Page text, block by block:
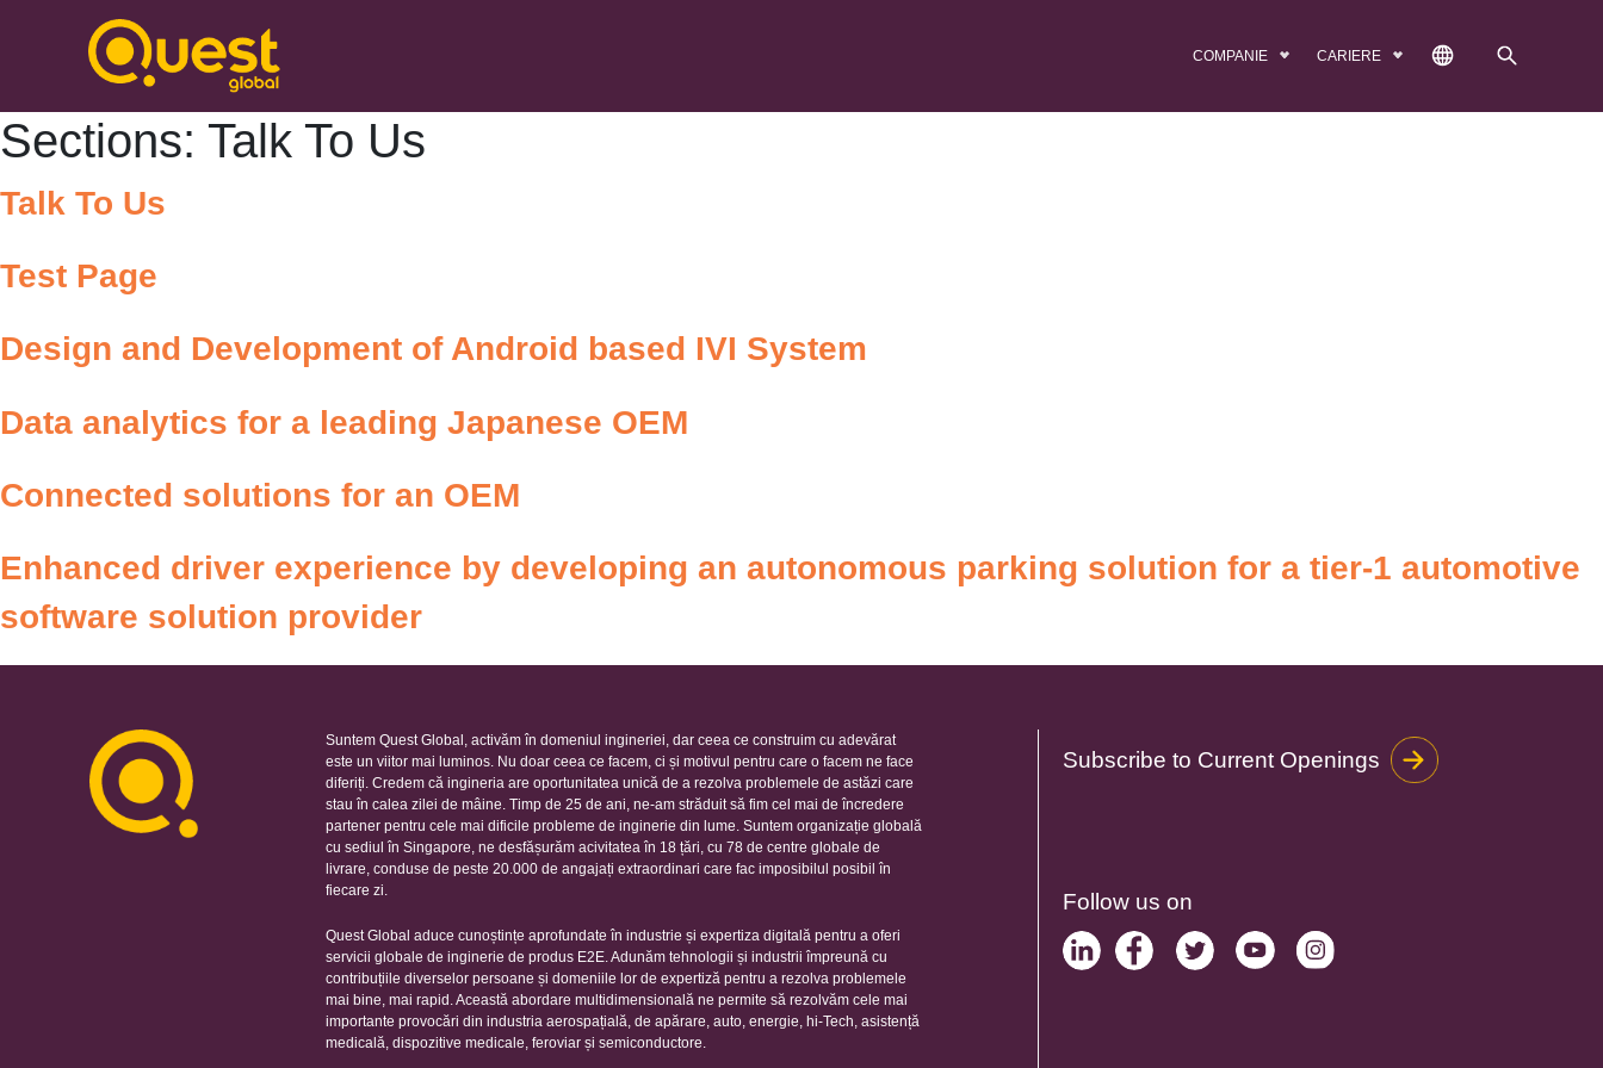
COMPANIE CARIERE
Sections: Talk To Us
Talk To Us
Test Page
Design and Development of Android based IVI System
Data analytics for a leading Japanese OEM
Connected solutions for an OEM
Enhanced driver experience by developing an autonomous parking solution for a tier-1 automotive
software solution provider
Subscribe to Current Openings
Follow us on
Suntem Quest Global, activăm în domeniul ingineriei, dar ceea ce construim cu adevărat
este un viitor mai luminos. Nu doar ceea ce facem, ci și motivul pentru care o facem ne face
diferiți. Credem că ingineria are oportunitatea unică de a rezolva problemele de astăzi care
stau în calea zilei de mâine. Timp de 25 de ani, ne-am străduit să fim cel mai de încredere
partener pentru cele mai dificile probleme de inginerie din lume. Suntem organizație globală
cu sediul în Singapore, ne desfășurăm acivitatea în 18 țări, cu 78 de centre globale de
livrare, conduse de peste 20.000 de angajați extraordinari care fac imposibilul posibil în
fiecare zi.
Quest Global aduce cunoștințe aprofundate în industrie și expertiza digitală pentru a oferi
servicii globale de inginerie de produs E2E. Adunăm tehnologii și industrii împreună cu
contribuțiile diverselor persoane și domeniile lor de expertiză pentru a rezolva problemele
mai bine, mai rapid. Această abordare multidimensională ne permite să rezolvăm cele mai
importante provocări din industria aerospațială, de apărare, auto, energie, hi-Tech, asistență
medicală, dispozitive medicale, feroviar și semiconductore.